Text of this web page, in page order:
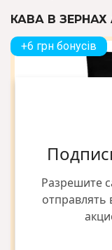
Разрешите
КАВА В ЗЕРНАХ
+6 грн бонусів